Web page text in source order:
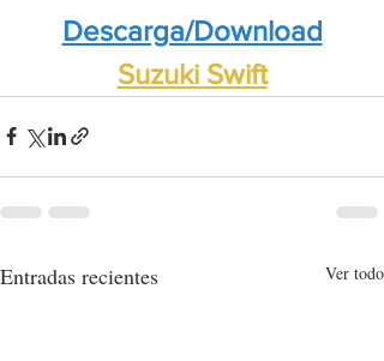
Descarga/Download
Suzuki Swift
Entradas recientes Ver todo